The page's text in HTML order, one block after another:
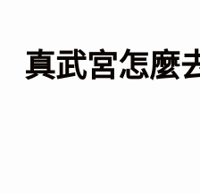
真武宮怎麼